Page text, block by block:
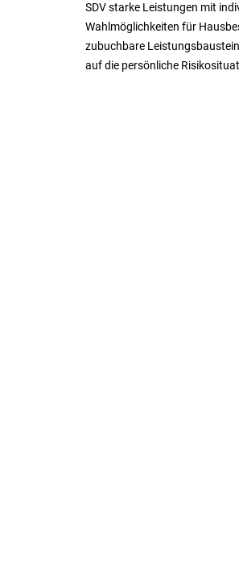
SDV starke Leistungen mit
Wahlmöglichkeiten für
zubuchbare
auf die persönliche